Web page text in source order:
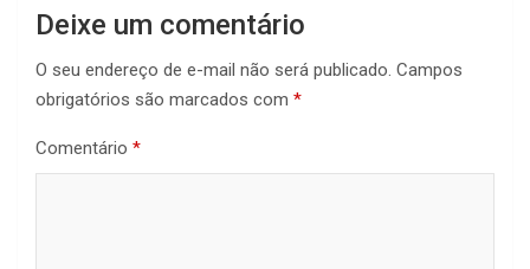
Deixe um comentário
O seu endereço de e-mail não será publicado. Campos
obrigatórios são marcados com *
Comentário *